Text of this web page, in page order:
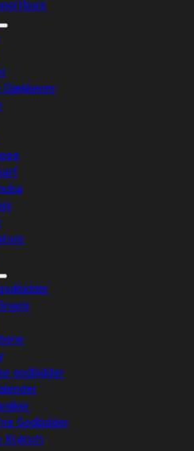
Dækkener
godbidder
Godbidder
Krønch